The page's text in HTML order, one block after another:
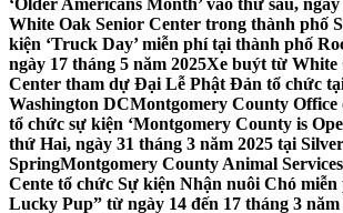
‘Older Americans Month’ vào thứ sáu,
White Oak Senior Center trong thành phố
kiện ‘Truck Day’ miễn phí tại thành phố
ngày 17 tháng 5 năm 2025Xe buýt từ White
Center tham dự Đại Lễ Phật Đản tổ chức
Washington DCMontgomery County Office
tổ chức sự kiện ‘Montgomery County is
thứ Hai, ngày 31 tháng 3 năm 2025 tại Silver
SpringMontgomery County Animal
Cente tổ chức Sự kiện Nhận nuôi Chó
Lucky Pup” từ ngày 14 đến 17 tháng 3 năm